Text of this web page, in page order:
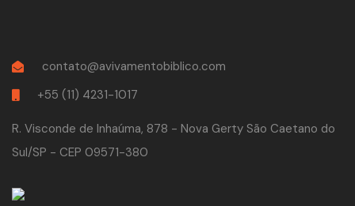
contato@avivamentobiblico.com
+55 (11) 4231-1017
R. Visconde de Inhaúma, 878 - Nova Gerty São Caetano do
Sul/SP - CEP 09571-380